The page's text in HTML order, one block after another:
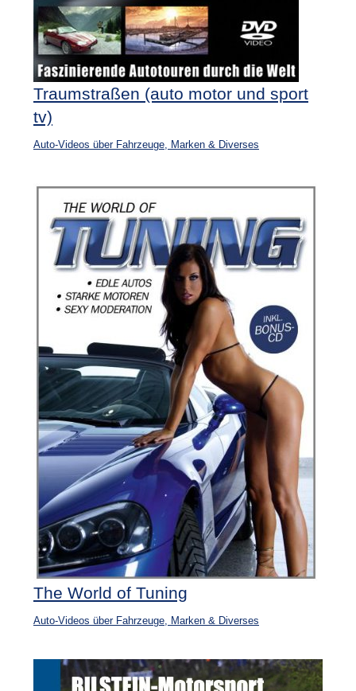
Traumstraßen (auto motor und sport
tv)
Auto-Videos über Fahrzeuge, Marken & Diverses
The World of Tuning
Auto-Videos über Fahrzeuge, Marken & Diverses